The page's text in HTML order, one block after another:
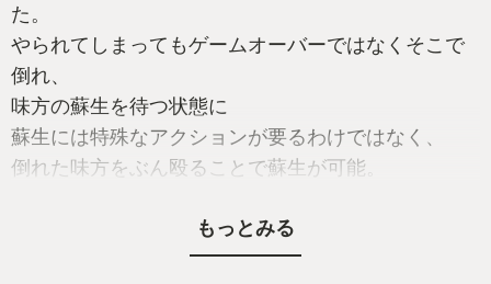
た。
やられてしまってもゲームオーバーではなくそこで
倒れ、
味方の蘇生を待つ状態に
蘇生には特殊なアクションが要るわけではなく、
倒れた味方をぶん殴ることで蘇生が可能。
つまり！これまでよりも気軽に死ねます！！！！！
もっとみる